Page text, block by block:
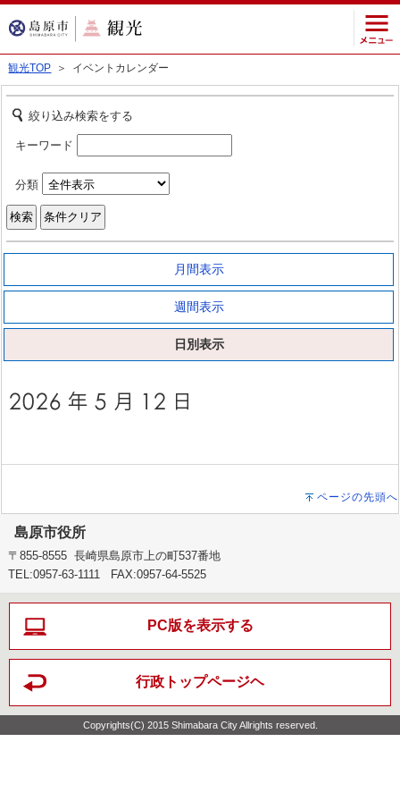
観光TOP ＞ イベントカレンダー
絞り込み検索をする
キーワード
分類
月間表示
週間表示
日別表示
ページの先頭へ
島原市役所
〒855-8555 長崎県島原市上の町537番地
TEL:0957-63-1111 FAX:0957-64-5525
PC版を表示する
行政トップページヘ
Copyrights(C) 2015 Shimabara City Allrights reserved.